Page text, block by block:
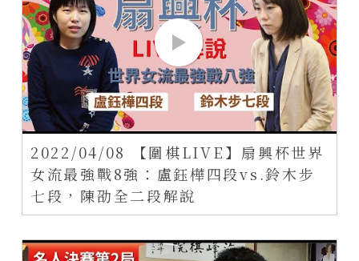
2022/04/08 【圍棋LIVE】扇興杯世界
女流最強戰8強：盧鈺樺四段vs.鈴木步
七段，陳劭全二段解說